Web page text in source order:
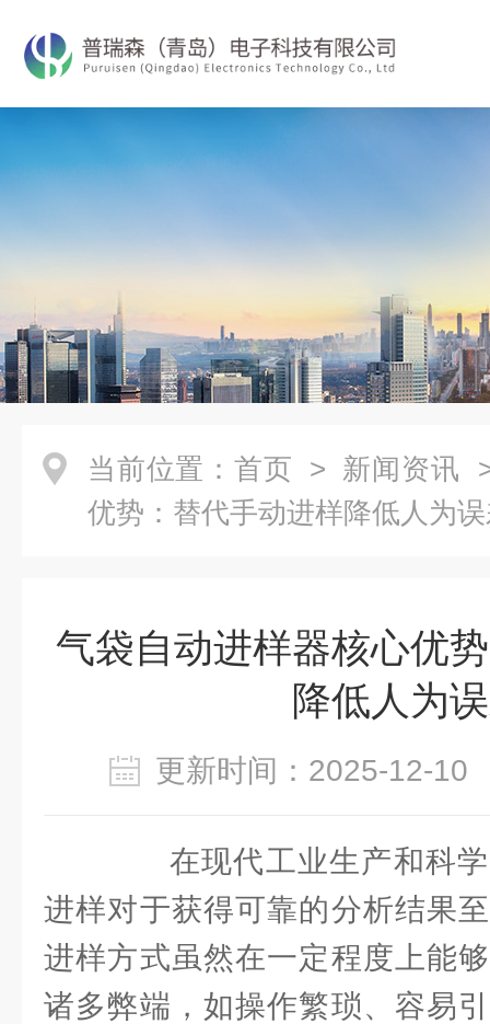
当前位置： 首页 > 新闻资讯
优势：替代手动进样降低人为
气袋自动进样器核心优
降低人为
更新时间：2025-12-
在现代工业生产和科学
进样对于获得可靠的分析结果
进样方式虽然在一定程度上能
诸多弊端，如操作繁琐、容易